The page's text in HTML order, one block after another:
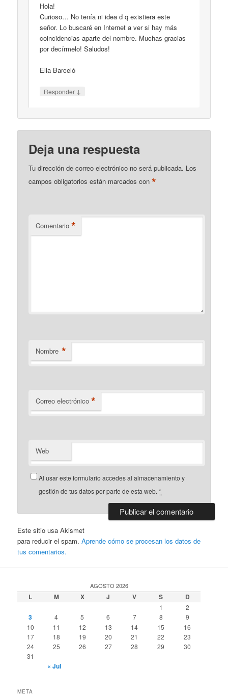
Hola!
Curioso… No tenía ni idea d q existiera este
señor. Lo buscaré en Internet a ver si hay más
coincidencias aparte del nombre. Muchas gracias
por decírmelo! Saludos!
Ella Barceló
Responder ↓
Deja una respuesta
Tu dirección de correo electrónico no será publicada. Los
campos obligatorios están marcados con*
Comentario *
Nombre *
Correo electrónico *
Web
Al usar este formulario accedes al almacenamiento y
gestión de tus datos por parte de esta web.*
Este sitio usa Akismet
para reducir el spam.Aprende cómo se procesan los datos de
tus comentarios.
AGOSTO 2026
L M X J V S D
1 2
3 4 5 6 7 8
9
10
11 12 13 14 15
16
17
18 19 20 21 22
23
24
25 26 27 28 29
30
31
« Jul
META